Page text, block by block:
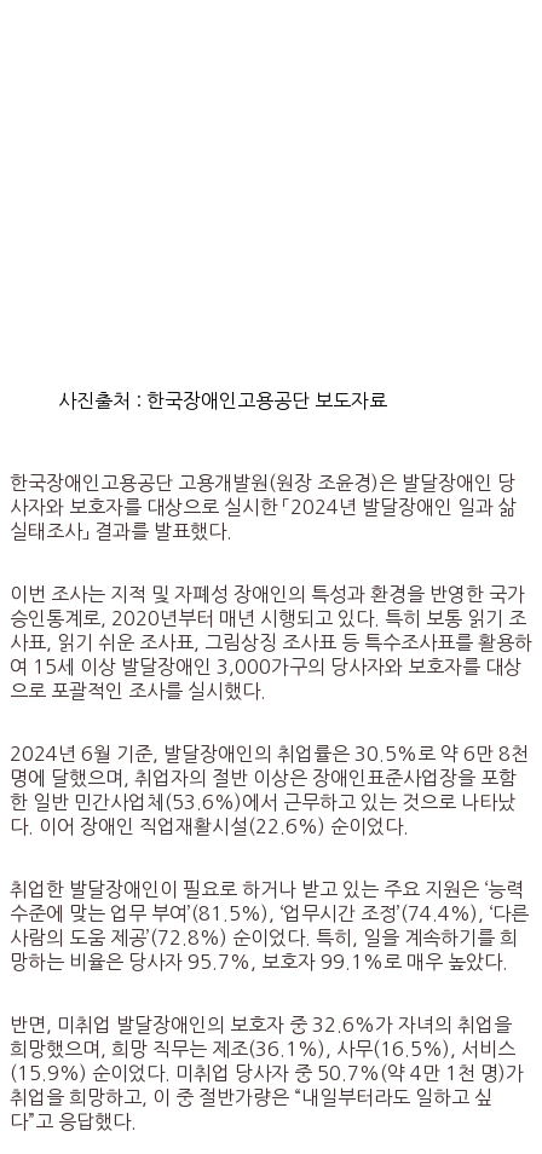
사진출처 : 한국장애인고용공단 보도자료
한국장애인고용공단 고용개발원(원장 조윤경)은 발달장애인 당
사자와 보호자를 대상으로 실시한 「2024년 발달장애인 일과 삶
실태조사」 결과를 발표했다.
이번 조사는 지적 및 자폐성 장애인의 특성과 환경을 반영한 국가
승인통계로, 2020년부터 매년 시행되고 있다. 특히 보통 읽기 조
사표, 읽기 쉬운 조사표, 그림상징 조사표 등 특수조사표를 활용하
여 15세 이상 발달장애인 3,000가구의 당사자와 보호자를 대상
으로 포괄적인 조사를 실시했다.
2024년 6월 기준, 발달장애인의 취업률은 30.5%로 약 6만 8천
명에 달했으며, 취업자의 절반 이상은 장애인표준사업장을 포함
한 일반 민간사업체(53.6%)에서 근무하고 있는 것으로 나타났
다. 이어 장애인 직업재활시설(22.6%) 순이었다.
취업한 발달장애인이 필요로 하거나 받고 있는 주요 지원은 ‘능력
수준에 맞는 업무 부여’(81.5%), ‘업무시간 조정’(74.4%), ‘다른
사람의 도움 제공’(72.8%) 순이었다. 특히, 일을 계속하기를 희
망하는 비율은 당사자 95.7%, 보호자 99.1%로 매우 높았다.
반면, 미취업 발달장애인의 보호자 중 32.6%가 자녀의 취업을
희망했으며, 희망 직무는 제조(36.1%), 사무(16.5%), 서비스
(15.9%) 순이었다. 미취업 당사자 중 50.7%(약 4만 1천 명)가
취업을 희망하고, 이 중 절반가량은 “내일부터라도 일하고 싶
다”고 응답했다.